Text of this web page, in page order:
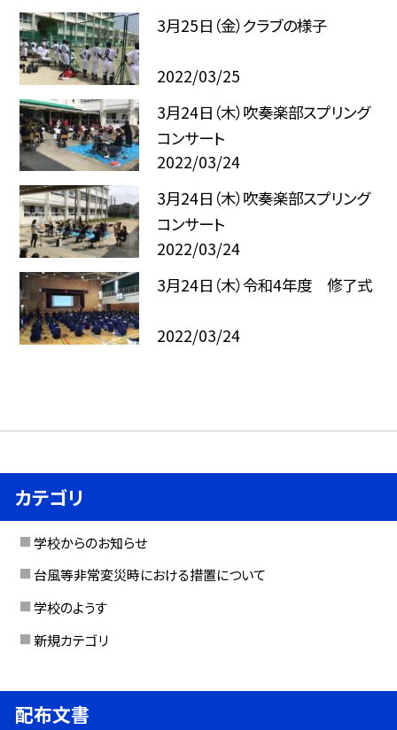
3月25日（金）クラブの様子
2022/03/25
3月24日（木）吹奏楽部スプリング
コンサート
2022/03/24
3月24日（木）吹奏楽部スプリング
コンサート
2022/03/24
3月24日（木）令和4年度 修了式
2022/03/24
カテゴリ
学校からのお知らせ
台風等非常変災時における措置について
学校のようす
新規カテゴリ
配布文書